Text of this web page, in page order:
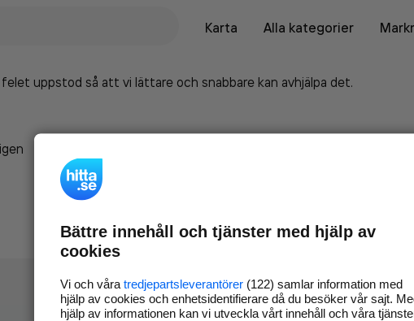
Karta
Alla kategorier
uppstod så att vi lättare och snabbare kan avhjälpa det.
Bättre innehåll och tjänster med hjälp av
cookies
Vi och våra tredjepartsleverantörer (122) samlar information med
hjälp av cookies och enhetsidentifierare då du besöker vår sajt.
hjälp av informationen kan vi utveckla vårt innehåll och våra